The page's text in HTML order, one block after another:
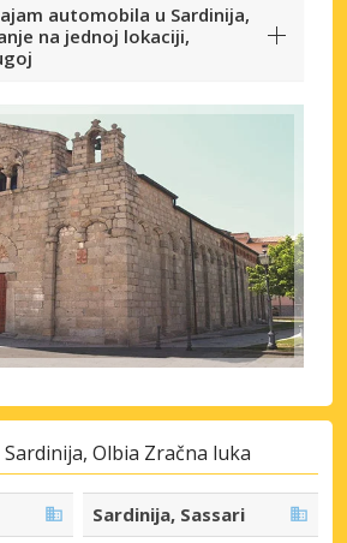
automobila u Sardinija,
na jednoj lokaciji,
Olbia Zračna luka
Sardinija, Sassari